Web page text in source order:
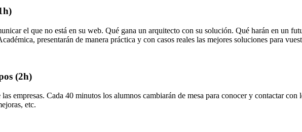
el que no está en su web. Qué gana un arquitecto con su solución. Qué harán en un
presentarán de manera práctica y con casos reales las mejores soluciones para
(2h)
empresas. Cada 40 minutos los alumnos cambiarán de mesa para conocer y contactar con
etc.